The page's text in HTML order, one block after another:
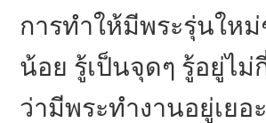
การทำให้มีพระรุ่นใหม่
น้อย รู้เป็นจุดๆ รู้อยู่ไ
ว่ามีพระทำงานอยู่เย